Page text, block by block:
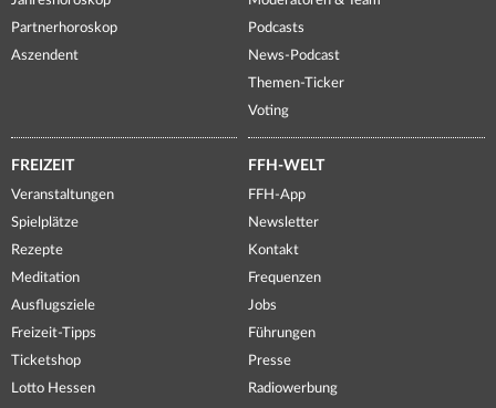
Partnerhoroskop
Aszendent
Podcasts
News-Podcast
Themen-Ticker
Voting
FREIZEIT
Veranstaltungen
Spielplätze
Rezepte
Meditation
Ausflugsziele
Freizeit-Tipps
Ticketshop
Lotto Hessen
FFH-WELT
FFH-App
Newsletter
Kontakt
Frequenzen
Jobs
Führungen
Presse
Radiowerbung